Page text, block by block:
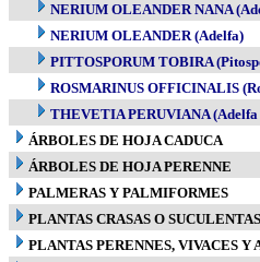
NERIUM OLEANDER NANA
NERIUM OLEANDER (Adelfa)
PITTOSPORUM TOBIRA
ROSMARINUS OFFICINALIS
THEVETIA PERUVIANA
ÁRBOLES DE HOJA CADUCA
ÁRBOLES DE HOJA PERENNE
PALMERAS Y PALMIFORMES
PLANTAS CRASAS O
PLANTAS PERENNES, VIVACES Y